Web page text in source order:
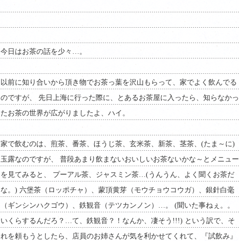
今日はお茶の話を少々…。
以前に知り合いから頂き物でお茶っ葉を沢山もらって、家でよく飲んでる
のですが、 先日上海に行った際に、とあるお茶屋に入ったら、知らなかっ
たお茶の世界が広がりましたよ、ハイ。
家で飲むのは、煎茶、番茶、ほうじ茶、玄米茶、新茶、茎茶、(たま～に)
玉露なのですが、 普段あまり飲まないおいしいお茶ないかな～とメニュー
を見てみると、 プーアル茶、ジャスミン茶…(うんうん、よく聞くお茶だ
な。) 六堡茶（ロッポチャ）、蒙頂黄芽（モウチョウコウガ）、銀針白毫
（ギンシンハクゴウ）、鉄観音（テツカンノン）…。 (聞いた事ねぇ。。
いくらするんだろ？…て、鉄観音？！なんか、凄そう!!!) という訳で、そ
れを頼もうとしたら、店員のお姉さんが気を利かせてくれて、『試飲み』